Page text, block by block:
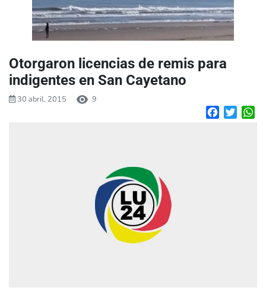
Otorgaron licencias de remis para
indigentes en San Cayetano
30 abril, 2015 9
Facebook